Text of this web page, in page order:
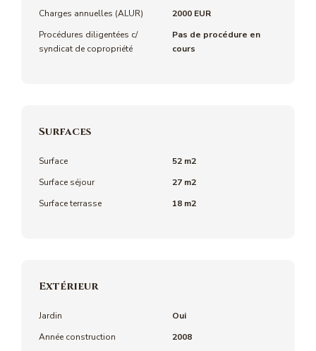
Charges annuelles (ALUR)
2000 EUR
Procédures diligentées c/
syndicat de copropriété
Pas de procédure en
cours
Surfaces
Surface
52 m2
Surface séjour
27 m2
Surface terrasse
18 m2
Extérieur
Jardin
Oui
Année construction
2008